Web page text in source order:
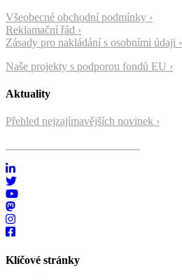
Všeobecné obchodní podmínky ›
Reklamační řád ›
Zásady pro nakládání s osobními údaji ›
Naše projekty s podporou fondů EU ›
Aktuality
Přehled nejzajímavějších novinek ›
Klíčové stránky